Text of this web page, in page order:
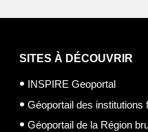
SITES À DÉCOUVRIR
INSPIRE Geoportal
Géoportail des institutions
Géoportail de la Région